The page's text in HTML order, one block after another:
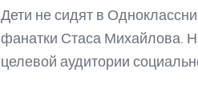
Дети не сидят в
фанатки Стаса Михайлова.
целевой аудитории